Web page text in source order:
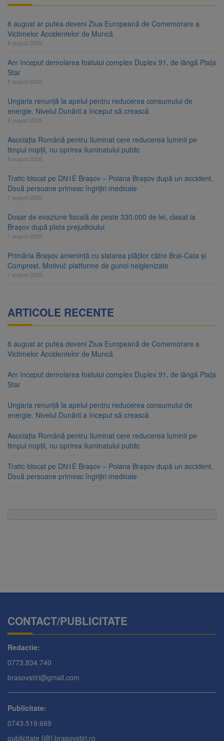
8 august ar putea deveni Ziua Europeană de Comemorare a
Victimelor Accidentelor de Muncă
8 august 2026
Am început demolarea fostului complex Duplex 91, de lângă Piața
Star
8 august 2026
Ungaria renunță la apelul pentru reducerea consumului de
energie. Nivelul Dunării a început să crească
8 august 2026
Asociația Română pentru Iluminat cere reducerea luminii pe
timpul nopții, nu oprirea iluminatului public
8 august 2026
Trafic blocat pe DN1E Brașov – Poiana Brașov după un accident.
Două persoane primesc îngrijiri medicale
7 august 2026
Dosar de evaziune fiscală de peste 330.000 de lei, clasat la
Brașov după plata prejudiciului
7 august 2026
Primăria Brașov amenință cu sistarea plăților către Brai-Cata și
Comprest. Motivul: platforme de gunoi neigienizate
7 august 2026
ARTICOLE RECENTE
8 august ar putea deveni Ziua Europeană de Comemorare a
Victimelor Accidentelor de Muncă
Am început demolarea fostului complex Duplex 91, de lângă Piața
Star
Ungaria renunță la apelul pentru reducerea consumului de
energie. Nivelul Dunării a început să crească
Asociația Română pentru Iluminat cere reducerea luminii pe
timpul nopții, nu oprirea iluminatului public
Trafic blocat pe DN1E Brașov – Poiana Brașov după un accident.
Două persoane primesc îngrijiri medicale
CONTACT/PUBLICITATE
Redactie:
0773.834.740
brasovstiri@gmail.com
Publicitate:
0743.519.669
publicitate [@] brasovstiri.ro